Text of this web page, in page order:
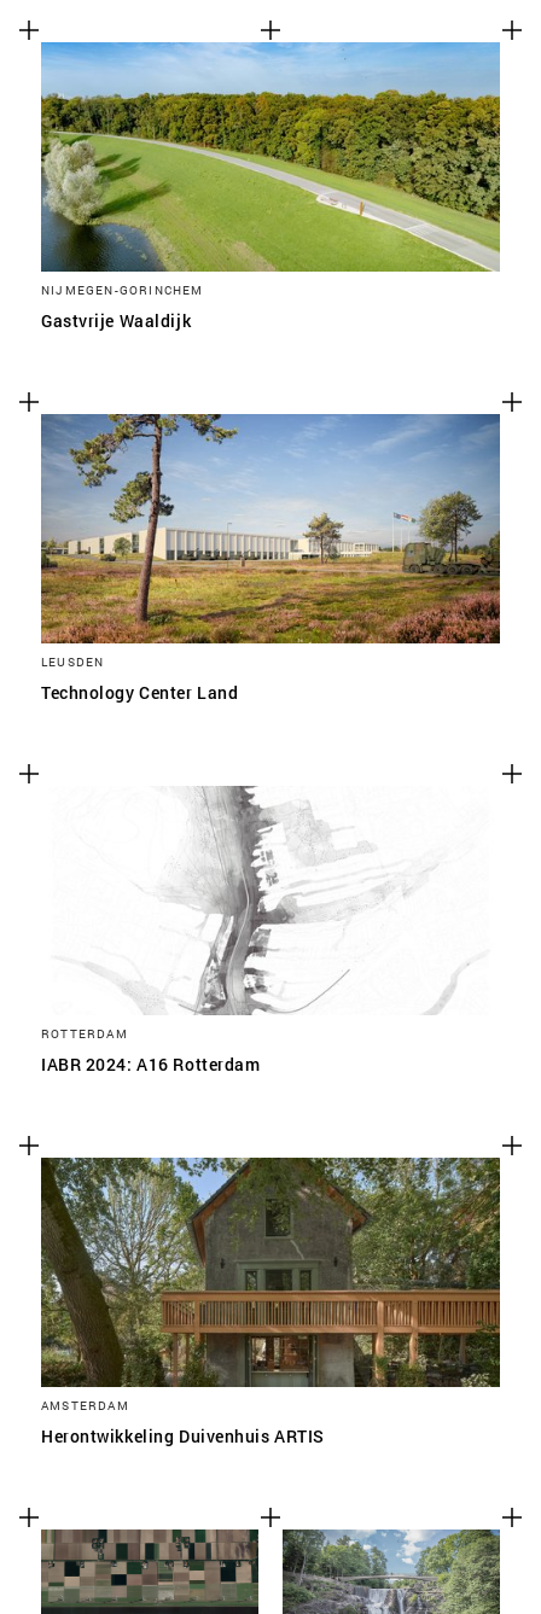
NIJMEGEN-GORINCHEM
Gastvrije Waaldijk
LEUSDEN
Technology Center Land
ROTTERDAM
IABR 2024: A16 Rotterdam
AMSTERDAM
Herontwikkeling Duivenhuis ARTIS